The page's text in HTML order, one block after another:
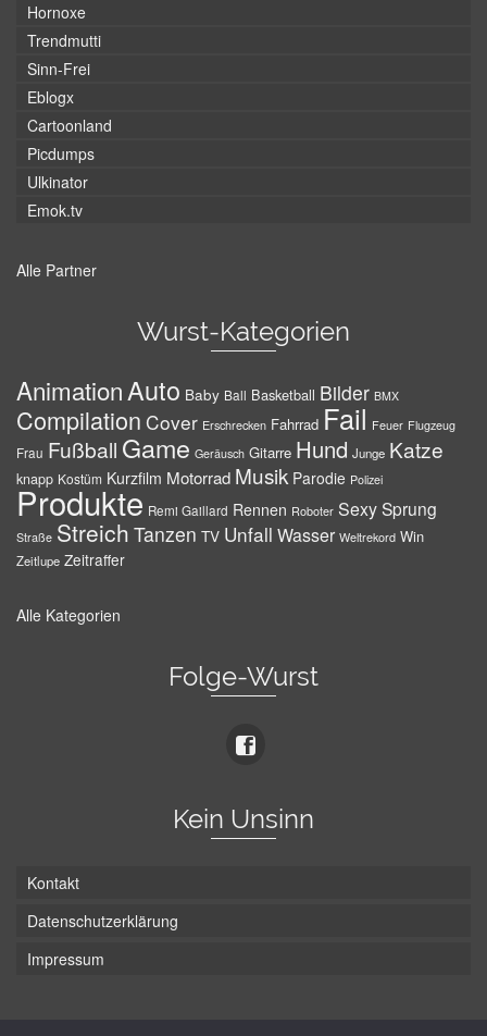
Hornoxe
Trendmutti
Sinn-Frei
Eblogx
Cartoonland
Picdumps
Ulkinator
Emok.tv
Alle Partner
Wurst-Kategorien
AnimationAuto Baby Ball Basketball Bilder BMX
Compilation Cover Erschrecken Fahrrad Fail Feuer Flugzeug
Frau Fußball Game Geräusch Gitarre Hund Junge Katze
knapp Kostüm Kurzfilm Motorrad Musik Parodie Polizei
Produkte Remi Gaillard Rennen Roboter SexySprung
Straße Streich Tanzen TV Unfall Wasser Weltrekord Win
Zeitlupe Zeitraffer
Alle Kategorien
Folge-Wurst
Kein Unsinn
Kontakt
Datenschutzerklärung
Impressum